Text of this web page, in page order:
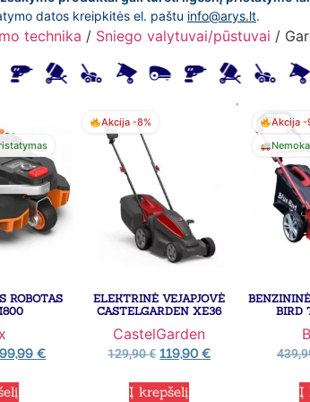
datos kreipkitės el. paštu info@arys.lt.
technika / Sniego valytuvai/pūstuvai /
ROBOTAS
€
Akcija -8%
ELEKTRINĖ VEJAPJOVĖ
CASTELGARDEN XE36
CastelGarden
129,90€ 119,90€
Į krepšelį
Akcija -
BIRD
Į